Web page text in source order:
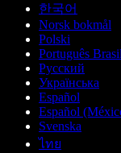
한국어
Norsk bokmål
Polski
Português
Русский
Українська
Español
Español
Svenska
ไทย